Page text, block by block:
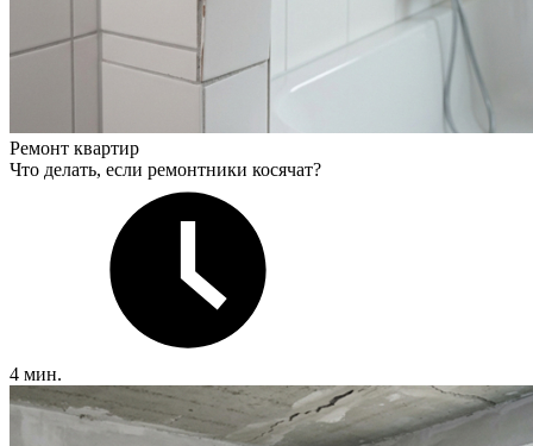
Ремонт квартир
Что делать, если ремонтники косячат?
4 мин.